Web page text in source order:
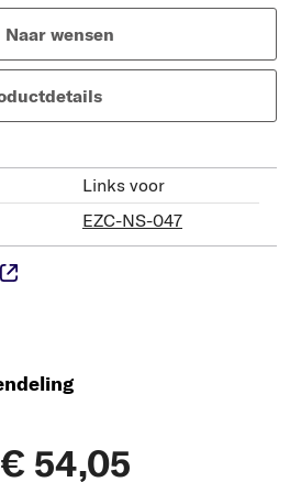
Naar wensen
Links voor
EZC-NS-047
€ 54,05